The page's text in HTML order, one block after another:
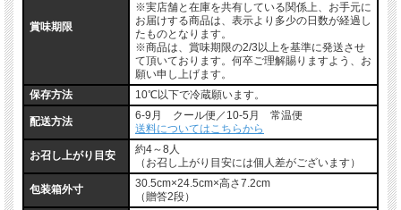
賞味期限
※実店舗と在庫を共有している関係上、お手元に
お届けする商品は、表示より多少の日数が経過し
たものとなります。
※商品は、賞味期限の2/3以上を基準に発送させ
て頂いております。何卒ご理解賜りますよう、お
願い申し上げます。
保存方法
10℃以下で冷蔵願います。
配送方法
6-9月 クール便／10-5月 常温便
送料についてはこちらから
お召し上がり目安
約4～8人
（お召し上がり目安には個人差がございます）
包装箱外寸
30.5cm×24.5cm×高さ7.2cm
（贈答2段）